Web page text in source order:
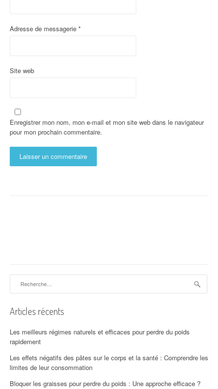
Adresse de messagerie *
Site web
Enregistrer mon nom, mon e-mail et mon site web dans le navigateur
pour mon prochain commentaire.
Articles récents
Les meilleurs régimes naturels et efficaces pour perdre du poids
rapidement
Les effets négatifs des pâtes sur le corps et la santé : Comprendre les
limites de leur consommation
Bloquer les graisses pour perdre du poids : Une approche efficace ?